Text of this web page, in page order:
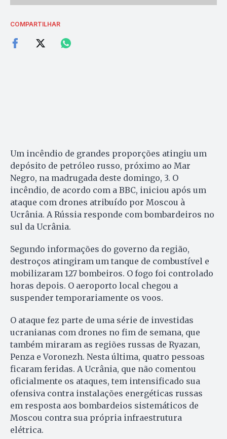
COMPARTILHAR
Um incêndio de grandes proporções atingiu um
depósito de petróleo russo, próximo ao Mar
Negro, na madrugada deste domingo, 3. O
incêndio, de acordo com a BBC, iniciou após um
ataque com drones atribuído por Moscou à
Ucrânia. A Rússia responde com bombardeiros no
sul da Ucrânia.
Segundo informações do governo da região,
destroços atingiram um tanque de combustível e
mobilizaram 127 bombeiros. O fogo foi controlado
horas depois. O aeroporto local chegou a
suspender temporariamente os voos.
O ataque fez parte de uma série de investidas
ucranianas com drones no fim de semana, que
também miraram as regiões russas de Ryazan,
Penza e Voronezh. Nesta última, quatro pessoas
ficaram feridas. A Ucrânia, que não comentou
oficialmente os ataques, tem intensificado sua
ofensiva contra instalações energéticas russas
em resposta aos bombardeios sistemáticos de
Moscou contra sua própria infraestrutura
elétrica.